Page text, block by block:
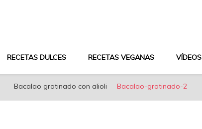
RECETAS DULCES RECETAS VEGANAS VÍDEOS
Bacalao gratinado con alioli Bacalao-gratinado-2